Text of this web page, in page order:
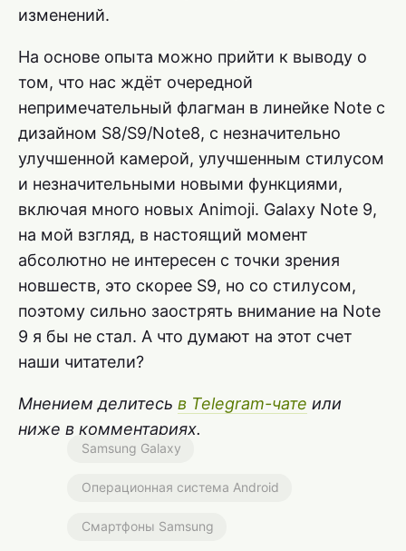
изменений.
На основе опыта можно прийти к выводу о
том, что нас ждёт очередной
непримечательный флагман в линейке Note с
дизайном S8/S9/Note8, с незначительно
улучшенной камерой, улучшенным стилусом
и незначительными новыми функциями,
включая много новых Animoji. Galaxy Note 9,
на мой взгляд, в настоящий момент
абсолютно не интересен с точки зрения
новшеств, это скорее S9, но со стилусом,
поэтому сильно заострять внимание на Note
9 я бы не стал. А что думают на этот счет
наши читатели?
Мнением делитесь в Telegram-чате или
ниже в комментариях.
Samsung Galaxy
Операционная система Android
Смартфоны Samsung